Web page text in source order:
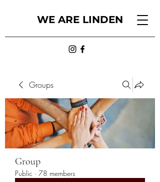
WE ARE LINDEN
Groups
Group
Public · 78 members